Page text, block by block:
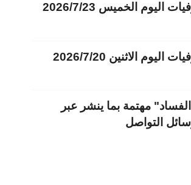
اليوم الخميس 2026/7/23
اليوم الاثنين 2026/7/20
مهتمة بما ينشر عبر
التواصل